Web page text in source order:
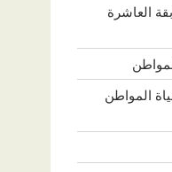
العاشرة
المواطن